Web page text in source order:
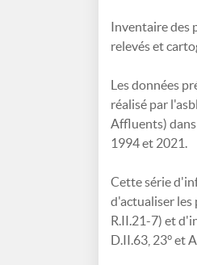
Inventaire des
relevés et
Les données
réalisé par
Affluents) dans
1994 et 2021.
Cette série
d'actualiser les
R.II.21-7) et
D.II.63, 23° et